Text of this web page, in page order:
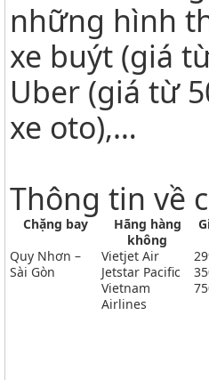
những hình
xe buýt (giá
Uber (giá từ
xe oto),…
Thông tin về
Chặng bay
Hãng hàng
không
Quy Nhơn –
Sài Gòn
Vietjet Air
Jetstar Pacific
Vietnam
Airlines